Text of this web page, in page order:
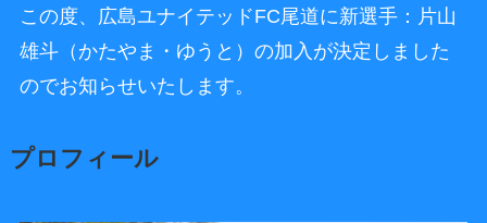
この度、広島ユナイテッドFC尾道に新選手：片山
雄斗（かたやま・ゆうと）の加入が決定しました
のでお知らせいたします。
プロフィール